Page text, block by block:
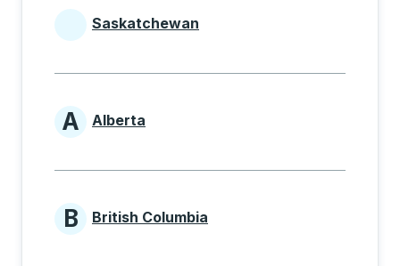
Provinces beginning with
Saskatchewan
Provinces beginning with A
A Alberta
Provinces beginning with B
B British Columbia